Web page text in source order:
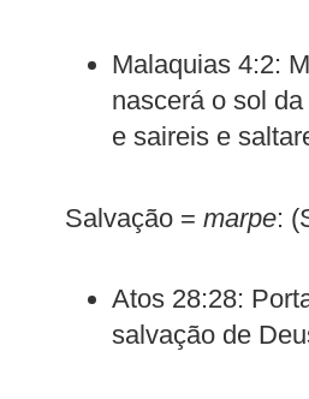
Malaquias 4:2:
nascerá o sol
e saireis e
Salvação = marpe:
Atos 28:28:
salvação de